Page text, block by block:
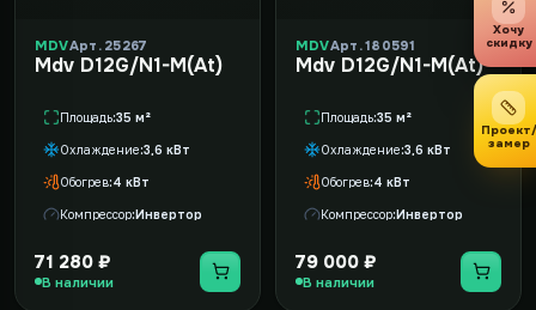
MDVАрт. 25267
Mdv D12G/N1-M(At)
Площадь 35 м²
Охлаждение 3,6 кВт
Обогрев 4 кВт
Компрессор Инвертор
71 280 ₽
В наличии
MDVАрт. 180591
Mdv D12G/N1-M(At)
Площадь 35 м²
Охлаждение 3,6 кВт
Обогрев 4 кВт
Компрессор Инвертор
79 000 ₽
В наличии
Хочу
скидку
Проект/
замер